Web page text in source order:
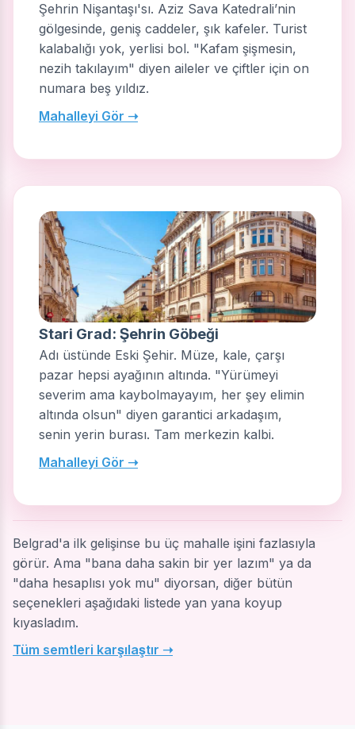
Şehrin Nişantaşı'sı. Aziz Sava Katedrali’nin
gölgesinde, geniş caddeler, şık kafeler. Turist
kalabalığı yok, yerlisi bol. "Kafam şişmesin,
nezih takılayım" diyen aileler ve çiftler için on
numara beş yıldız.
Mahalleyi Gör ➝
Stari Grad: Şehrin Göbeği
Adı üstünde Eski Şehir. Müze, kale, çarşı
pazar hepsi ayağının altında. "Yürümeyi
severim ama kaybolmayayım, her şey elimin
altında olsun" diyen garantici arkadaşım,
senin yerin burası. Tam merkezin kalbi.
Mahalleyi Gör ➝
Belgrad'a ilk gelişinse bu üç mahalle işini fazlasıyla
görür. Ama "bana daha sakin bir yer lazım" ya da
"daha hesaplısı yok mu" diyorsan, diğer bütün
seçenekleri aşağıdaki listede yan yana koyup
kıyasladım.
Tüm semtleri karşılaştır ➝